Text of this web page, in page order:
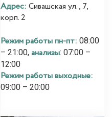
Адрес: Сивашская ул., 7,
корп. 2
Режим работы пн-пт: 08:00
– 21:00, анализы: 07:00 –
12:00
Режим работы выходные:
09:00 – 20:00